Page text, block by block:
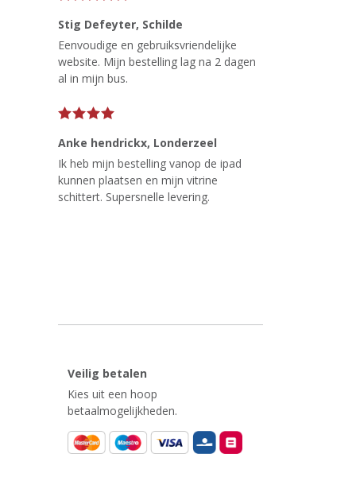
Stig Defeyter, Schilde
Eenvoudige en gebruiksvriendelijke
website. Mijn bestelling lag na 2 dagen
al in mijn bus.
Anke hendrickx, Londerzeel
Ik heb mijn bestelling vanop de ipad
kunnen plaatsen en mijn vitrine
schittert. Supersnelle levering.
Veilig betalen
Kies uit een hoop
betaalmogelijkheden.